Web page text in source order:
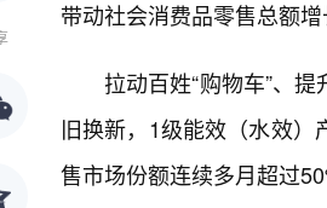
带动社会消费品零售总额增
拉动百姓“购物车”、
旧换新，1级能效（水效
售市场份额连续多月超过